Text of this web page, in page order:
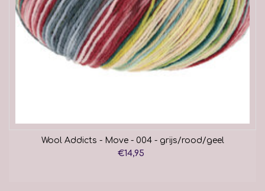
Wool Addicts - Move - 004 - grijs/rood/geel
€14,95